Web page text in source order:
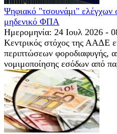
Ψηφιακό "τσουνάμι" ελέγχων
μηδενικό ΦΠΑ
Ημερομηνία: 24 Ιουλ 2026 -
Κεντρικός στόχος της ΑΑΔΕ
περιπτώσεων φοροδιαφυγής,
νομιμοποίησης εσόδων από